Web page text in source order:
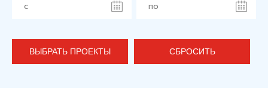
ВЫБРАТЬ ПРОЕКТЫ СБРОСИТЬ